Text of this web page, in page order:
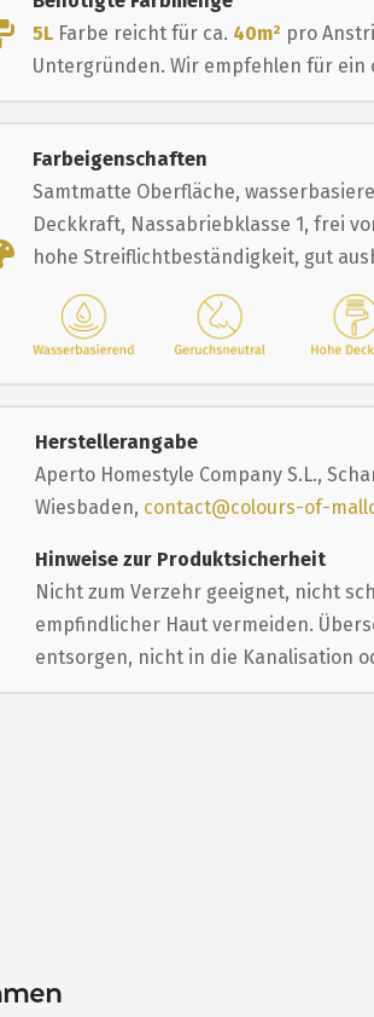
5L Farbe reicht für ca. 40m² pro
Untergründen. Wir empfehlen für ein
Farbeigenschaften
Samtmatte Oberfläche,
Deckkraft, Nassabriebklasse 1, frei
hohe Streiflichtbeständigkeit, gut
Herstellerangabe
Aperto Homestyle Company S.L.,
Wiesbaden, contact@colours-of-
Hinweise zur Produktsicherheit
Nicht zum Verzehr geeignet, nicht
empfindlicher Haut vermeiden.
entsorgen, nicht in die Kanalisation